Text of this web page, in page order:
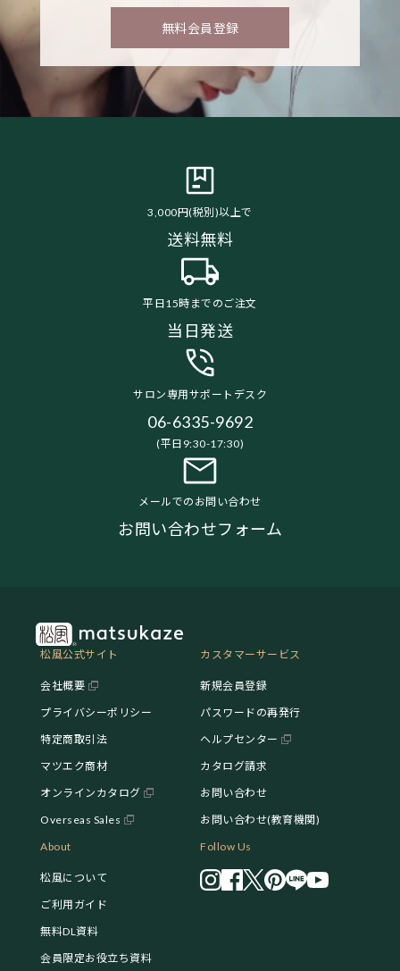
無料会員登録
3,000円(税別)以上で
送料無料
平日15時までのご注文
当日発送
サロン専用サポートデスク
06-6335-9692
(平日9:30-17:30)
メールでのお問い合わせ
お問い合わせフォーム
松風公式サイト
会社概要
プライバシーポリシー
特定商取引法
マツエク商材
オンラインカタログ
Overseas Sales
カスタマーサービス
新規会員登録
パスワードの再発行
ヘルプセンター
カタログ請求
お問い合わせ
お問い合わせ(教育機関)
About
松風について
ご利用ガイド
無料DL資料
会員限定お役立ち資料
Follow Us